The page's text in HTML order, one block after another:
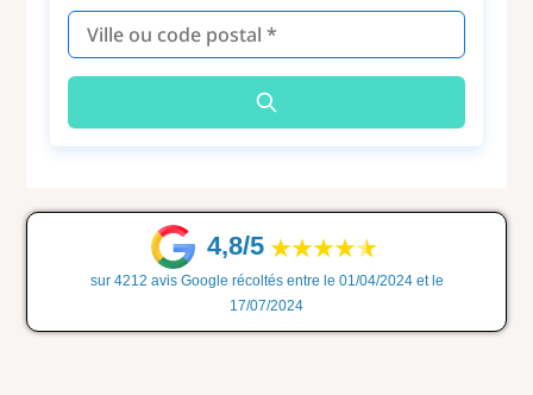
4,8/5
sur 4212 avis Google récoltés entre le 01/04/2024 et le
17/07/2024